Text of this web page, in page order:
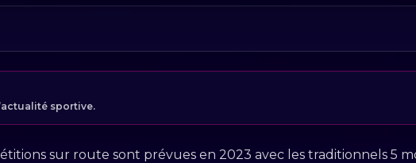
sportive.
sur route sont prévues en 2023 avec les traditionnels 5